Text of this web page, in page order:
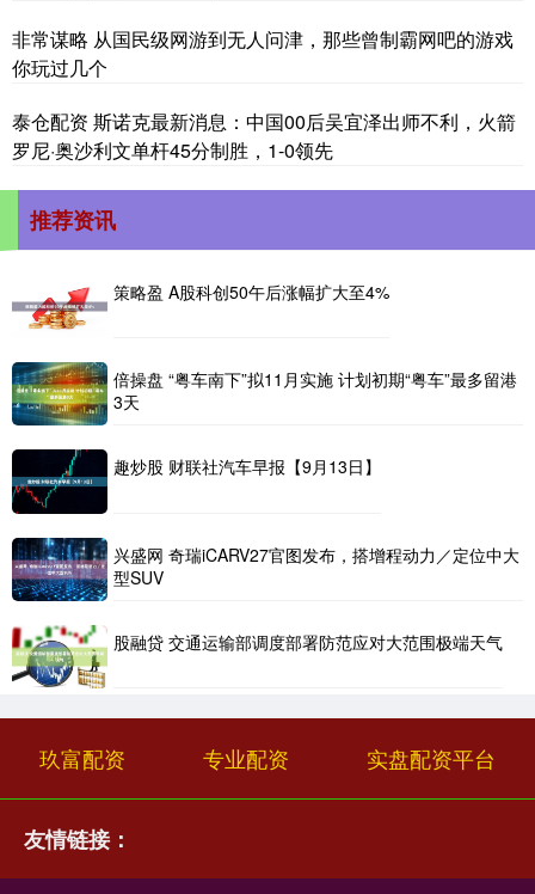
非常谋略 从国民级网游到无人问津，那些曾制霸网吧的游戏
你玩过几个
泰仓配资 斯诺克最新消息：中国00后吴宜泽出师不利，火箭
罗尼·奥沙利文单杆45分制胜，1-0领先
推荐资讯
策略盈 A股科创50午后涨幅扩大至4%
倍操盘 “粤车南下”拟11月实施 计划初期“粤车”最多留港
3天
趣炒股 财联社汽车早报【9月13日】
兴盛网 奇瑞iCARV27官图发布，搭增程动力／定位中大
型SUV
股融贷 交通运输部调度部署防范应对大范围极端天气
玖富配资 专业配资 实盘配资平台
友情链接：